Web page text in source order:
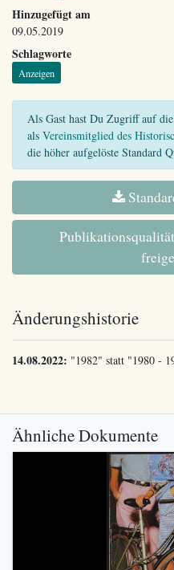
Hinzugefügt am
09.05.2019
Schlagworte
Anzeigen
Als Gast hast Du Zugriff auf
als Vereinsmitglied des
die höher aufgelöste Standard
Änderungshistorie
14.08.2022: "1982" statt "1980 -
Ähnliche Dokumente